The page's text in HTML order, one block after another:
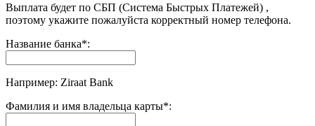
Выплата будет по СБП (Система Быстрых Платежей) ,
поэтому укажите пожалуйста корректный номер телефона.
Название банка*:
Например: Ziraat Bank
Фамилия и имя владельца карты*: